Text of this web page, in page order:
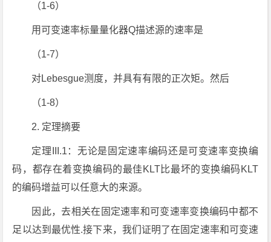
（1-6）
用可变速率标量量化器Q描述源的速率是
（1-7）
对Lebesgue测度，并具有有限的正次矩。然后
（1-8）
2. 定理摘要
定理III.1：无论是固定速率编码还是可变速率变换编
码，都存在着变换编码的最佳KLT比最坏的变换编码KLT
的编码增益可以任意大的来源。
因此，去相关在固定速率和可变速率变换编码中都不
足以达到最优性.接下来，我们证明了在固定速率和可变速